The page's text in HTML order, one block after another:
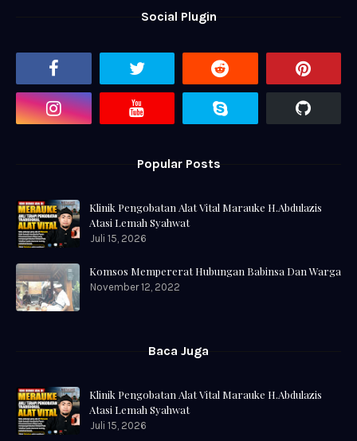
Social Plugin
Popular Posts
Klinik Pengobatan Alat Vital Marauke H.Abdulazis
Atasi Lemah Syahwat
Juli 15, 2026
Komsos Mempererat Hubungan Babinsa Dan Warga
November 12, 2022
Baca Juga
Klinik Pengobatan Alat Vital Marauke H.Abdulazis
Atasi Lemah Syahwat
Juli 15, 2026